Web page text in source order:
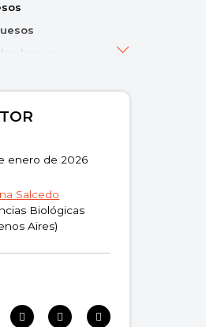
huesos
enero de 2026
Salcedo
Biológicas
Aires)